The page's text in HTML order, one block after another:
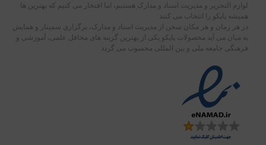
لوازم التحریر و مدیریت اسناد و مدارک هستیم، اما افتخار می کنیم که بهترین ها
همیشه پاپکو را انتخاب می کنند
در هر زمان و هر مکان سخن از مدیریت اسناد و مدارک، برگزاری سمینار و همایش
به میان می آید محصولات پاپکو یکی از بهترین گزینه های محافل علمی، آموزشی و
فرهنگی جامعه ملی و بین المللی محسوب می گردد